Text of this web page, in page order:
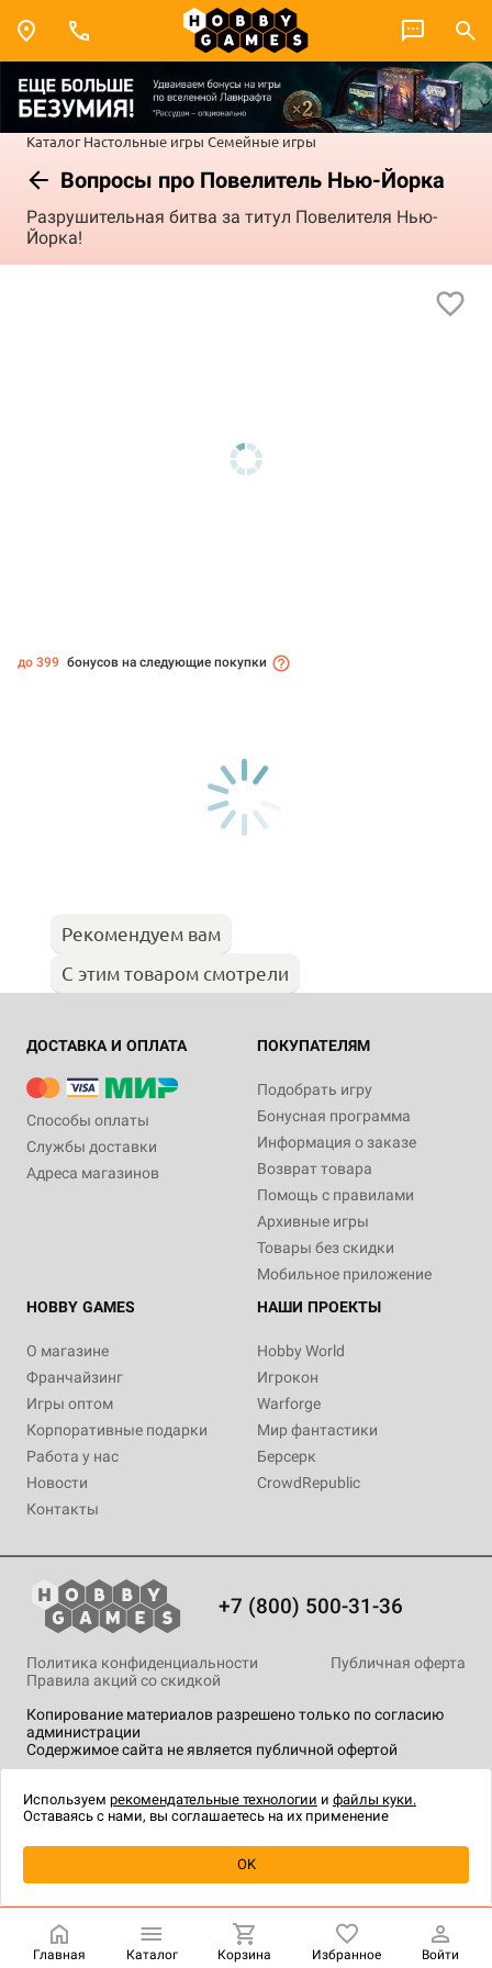
Каталог Настольные игры Семейные игры
Вопросы про Повелитель Нью-Йорка
Разрушительная битва за титул Повелителя Нью-
Йорка!
Уведомить о наличии
до 399 бонусов на следующие покупки
Рекомендуем вам
С этим товаром смотрели
ДОСТАВКА И ОПЛАТА
Способы оплаты
Службы доставки
Адреса магазинов
ПОКУПАТЕЛЯМ
Подобрать игру
Бонусная программа
Информация о заказе
Возврат товара
Помощь с правилами
Архивные игры
Товары без скидки
Мобильное приложение
HOBBY GAMES
О магазине
Франчайзинг
Игры оптом
Корпоративные подарки
Работа у нас
Новости
Контакты
НАШИ ПРОЕКТЫ
Hobby World
Игрокон
Warforge
Мир фантастики
Берсерк
CrowdRepublic
+7 (800) 500-31-36
Копирование материалов разрешено только по согласию
администрации
Содержимое сайта не является публичной офертой
Политика конфиденциальности
Публичная оферта
Правила акций со скидкой
технологии.
Главная Каталог Корзина Избранное Войти
Используем рекомендательные технологии и файлы куки.
Оставаясь с нами, вы соглашаетесь на их применение
OK